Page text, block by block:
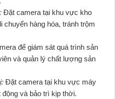
Đặt camera tại khu vực kho
hàng hóa, tránh trộm
để giám sát quá trình sản
và quản lý chất lượng sản
Đặt camera tại khu vực máy
động và bảo trì kịp thời.